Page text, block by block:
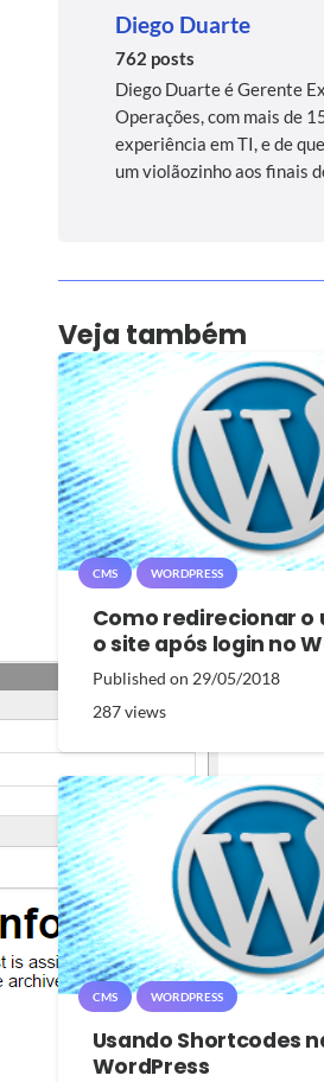
Diego Duarte
762 posts
Diego Duarte é Gerente
Operações, com mais de
experiência em TI, e de
um violãozinho aos finais
Veja também
CMS WORDPRESS
Como redirecionar o
o site após login no
Published on 29/05/2018
287views
CMS WORDPRESS
Usando Shortcodes
WordPress